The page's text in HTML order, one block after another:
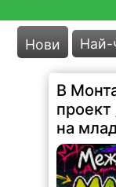
Нови Най-